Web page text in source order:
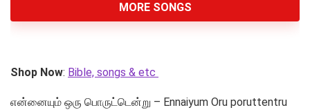
MORE SONGS
Shop Now: Bible, songs & etc
என்னையும் ஒரு பொருட்டென்று – Ennaiyum Oru poruttentru